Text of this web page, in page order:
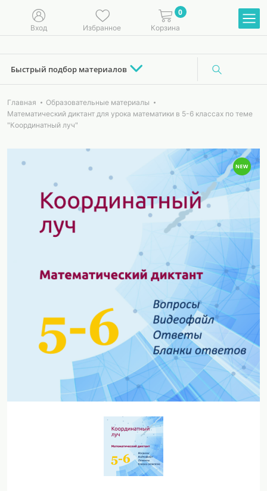
Вход Избранное
0
Корзина
Быстрый подбор материалов
Главная
Образовательные материалы
Математический диктант для урока математики в 5-6 классах по теме
"Координатный луч"